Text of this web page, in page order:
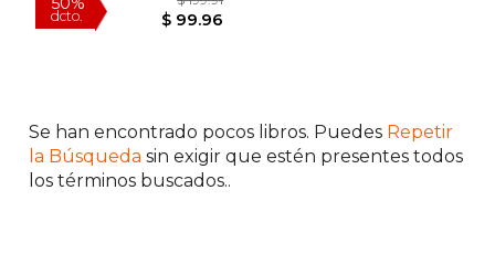
Se han encontrado pocos libros. Puedes Repetir
la Búsqueda sin exigir que estén presentes todos
los términos buscados..